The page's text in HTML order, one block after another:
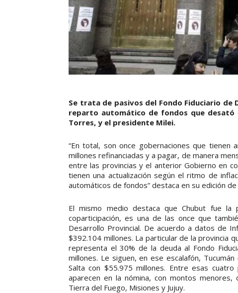
Se trata de pasivos del Fondo Fiduciario de
reparto automático de fondos que
Torres, y el presidente Milei.
“En total, son once gobernaciones que tienen
millones refinanciadas y a pagar, de manera
entre las provincias y el anterior Gobierno en
tienen una actualización según el ritmo de
automáticos de fondos” destaca en su edición
El mismo medio destaca que Chubut fue
coparticipación, es una de las once que
Desarrollo Provincial. De acuerdo a datos de
$392.104 millones. La particular de la provincia
representa el 30% de la deuda al Fondo
millones. Le siguen, en ese escalafón,
Salta con $55.975 millones. Entre esas
aparecen en la nómina, con montos menores,
Tierra del Fuego, Misiones y Jujuy.